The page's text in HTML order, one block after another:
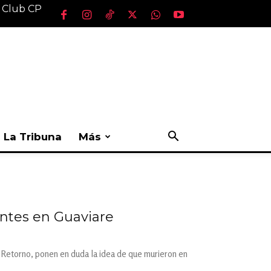
CP
La Tribuna Más
en Guaviare
ponen en duda la idea de que murieron en